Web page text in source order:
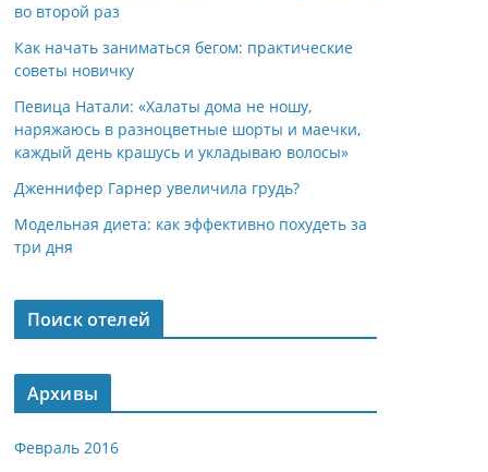
во второй раз
Как начать заниматься бегом: практические
советы новичку
Певица Натали: «Халаты дома не ношу,
наряжаюсь в разноцветные шорты и маечки,
каждый день крашусь и укладываю волосы»
Дженнифер Гарнер увеличила грудь?
Модельная диета: как эффективно похудеть за
три дня
Поиск отелей
Архивы
Февраль 2016